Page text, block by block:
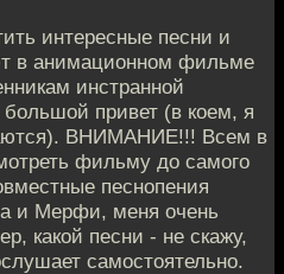
интересные песни и
в анимационном фильме
инстранной
привет (в коем, я
ВНИМАНИЕ!!! Всем в
фильму до самого
песнопения
и Мерфи, меня очень
какой песни - не скажу,
самостоятельно.